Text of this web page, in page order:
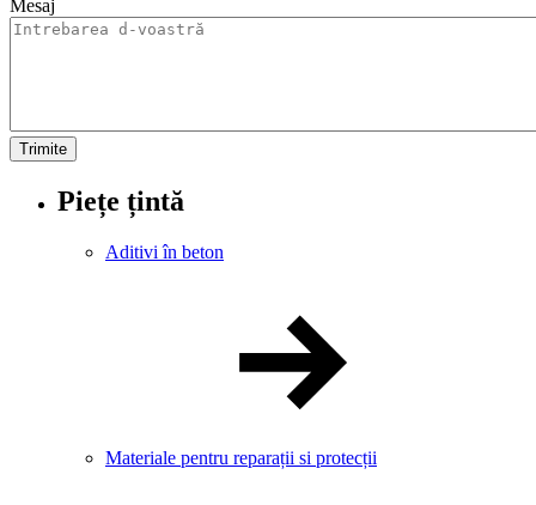
Mesaj
Piețe țintă
Aditivi în beton
Materiale pentru reparații si protecții